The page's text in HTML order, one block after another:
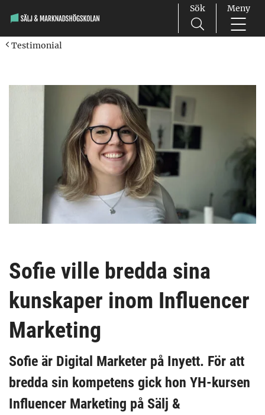
Main Navigation
Sök Meny
Testimonial
Sofie ville bredda sina
kunskaper inom Influencer
Marketing
Sofie är Digital Marketer på Inyett. För att
bredda sin kompetens gick hon YH-kursen
Influencer Marketing på Sälj &